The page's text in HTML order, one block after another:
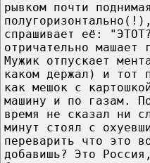
рывком почти
спрашивает её:
отричательно машает
Мужик отпускает
каком держал) и тот
как мешок с
машину и по газам.
время не сказал ни
минут стоял с
переварить что это
добавишь? Это